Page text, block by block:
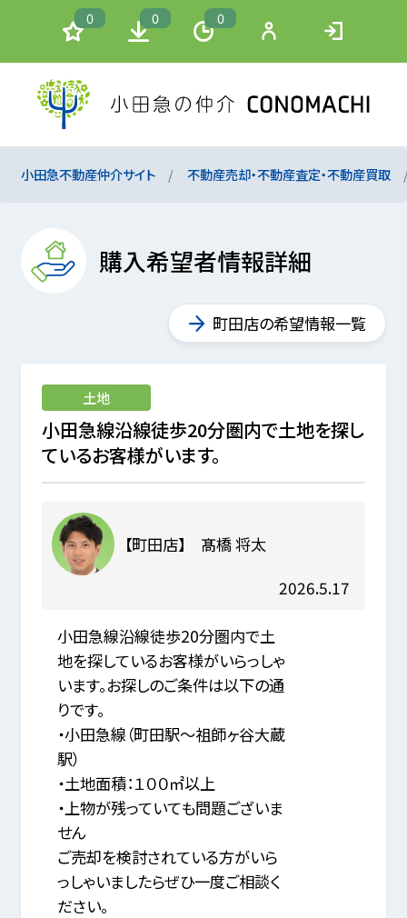
0 0 0
小田急不動産仲介サイト 不動産売却・不動産査定・不動産買取
購入希望者情報詳細
町田店の希望情報一覧
土地
小田急線沿線徒歩20分圏内で土地を探し
ているお客様がいます。
【町田店】 髙橋 将太
2026.5.17
小田急線沿線徒歩20分圏内で土
地を探しているお客様がいらっしゃ
います。お探しのご条件は以下の通
りです。
・小田急線（町田駅～祖師ヶ谷大蔵
駅）
・土地面積：１００㎡以上
・上物が残っていても問題ございま
せん
ご売却を検討されている方がいら
っしゃいましたらぜひ一度ご相談く
ださい。